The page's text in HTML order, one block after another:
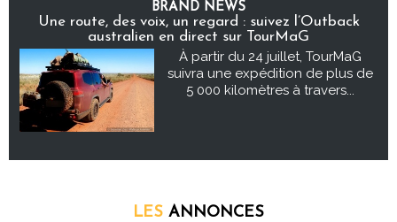
BRAND NEWS
Une route, des voix, un regard : suivez l’Outback
australien en direct sur TourMaG
À partir du 24 juillet, TourMaG
suivra une expédition de plus de
5 000 kilomètres à travers...
LES ANNONCES